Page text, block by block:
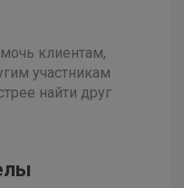
клиентам,
участникам
найти друг